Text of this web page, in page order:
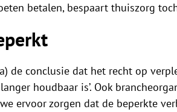
betalen, bespaart thuiszorg
de conclusie dat het recht op
houdbaar is’. Ook
ervoor zorgen dat de beperkte